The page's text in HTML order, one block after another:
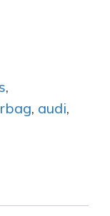
,
, audi,